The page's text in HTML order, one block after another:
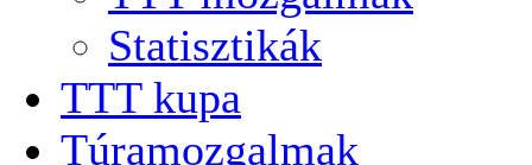
Statisztikák
TTT kupa
Túramozgalmak